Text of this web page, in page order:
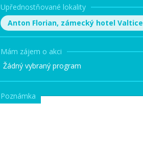
Upřednostňované lokality
Anton Florian, zámecký hotel Valtice
Mám zájem o akci
Žádný vybraný program
Poznámka